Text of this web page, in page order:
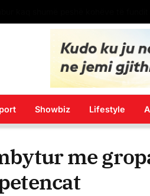
Showbiz Lifestyle
me